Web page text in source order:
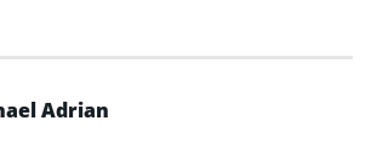
Adrian